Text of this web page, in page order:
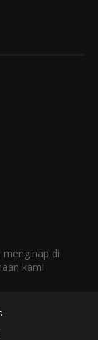
menginap di
kami